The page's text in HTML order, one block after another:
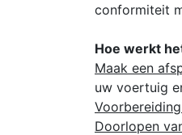
conformiteit
Hoe werkt
Maak een
uw voertuig
Doorlopen